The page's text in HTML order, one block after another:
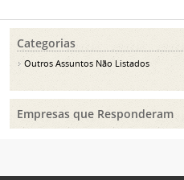
Categorias
Outros Assuntos Não Listados
Empresas que Responderam